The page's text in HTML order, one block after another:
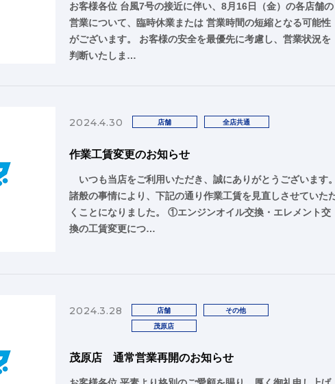
お客様各位 台風7号の接近に伴い、8月16日（金）の各店舗の
営業について、臨時休業または 営業時間の短縮となる可能性
がございます。 お客様の安全を最優先に考慮し、営業状況を
判断いたしま…
2024.4.30 店舗 全店共通
作業工賃変更のお知らせ
いつも当店をご利用いただき、誠にありがとうございます
諸般の事情により、下記の通り作業工賃を見直しさせていた
くことになりました。 ①エンジンオイル交換・エレメント交
換の工賃変更につ…
2024.3.28 店舗 その他
茂原店
茂原店 通常営業再開のお知らせ